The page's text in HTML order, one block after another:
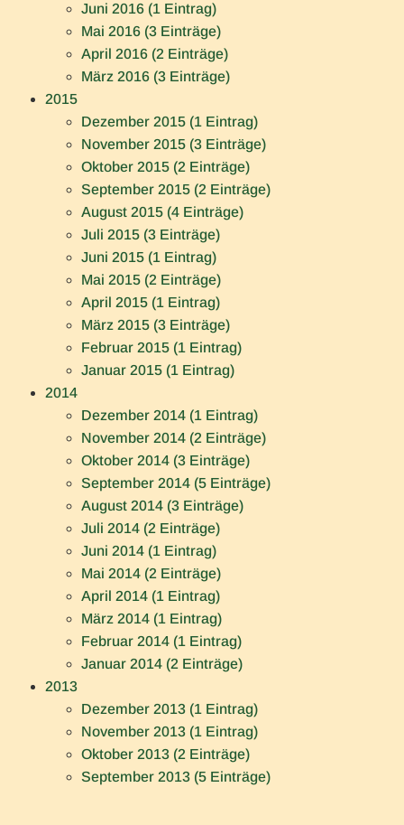
Juni 2016 (1 Eintrag)
Mai 2016 (3 Einträge)
April 2016 (2 Einträge)
März 2016 (3 Einträge)
2015
Dezember 2015 (1 Eintrag)
November 2015 (3 Einträge)
Oktober 2015 (2 Einträge)
September 2015 (2 Einträge)
August 2015 (4 Einträge)
Juli 2015 (3 Einträge)
Juni 2015 (1 Eintrag)
Mai 2015 (2 Einträge)
April 2015 (1 Eintrag)
März 2015 (3 Einträge)
Februar 2015 (1 Eintrag)
Januar 2015 (1 Eintrag)
2014
Dezember 2014 (1 Eintrag)
November 2014 (2 Einträge)
Oktober 2014 (3 Einträge)
September 2014 (5 Einträge)
August 2014 (3 Einträge)
Juli 2014 (2 Einträge)
Juni 2014 (1 Eintrag)
Mai 2014 (2 Einträge)
April 2014 (1 Eintrag)
März 2014 (1 Eintrag)
Februar 2014 (1 Eintrag)
Januar 2014 (2 Einträge)
2013
Dezember 2013 (1 Eintrag)
November 2013 (1 Eintrag)
Oktober 2013 (2 Einträge)
September 2013 (5 Einträge)